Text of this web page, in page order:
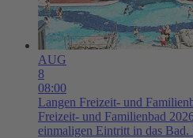
AUG
8
08:00
Langen Freizeit- und
Freizeit- und Familienbad
einmaligen Eintritt in das